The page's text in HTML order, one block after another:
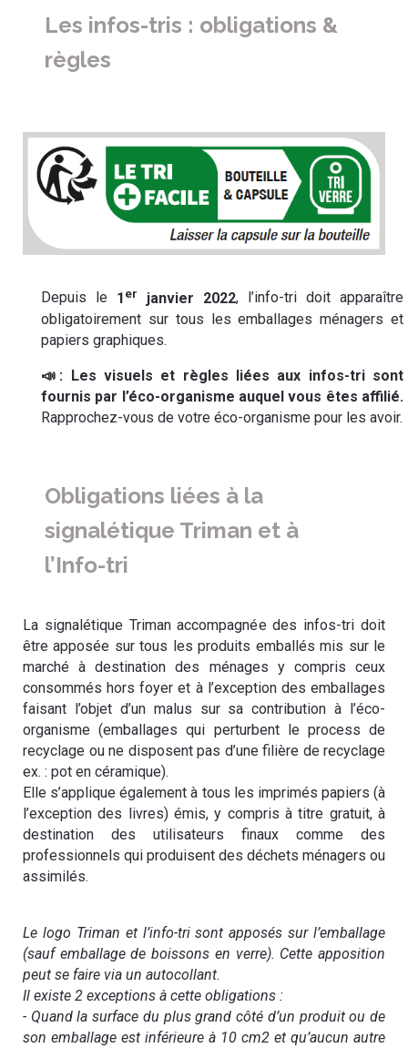
Les infos-tris : obligations &
règles
Depuis le 1 er janvier 2022, l’info-tri doit apparaître
obligatoirement sur tous les emballages ménagers et
papiers graphiques.
📣: Les visuels et règles liées aux infos-tri sont
fournis par l’éco-organisme auquel vous êtes affilié.
Rapprochez-vous de votre éco-organisme pour les avoir.
Obligations liées à la
signalétique Triman et à
l’Info-tri
La signalétique Triman accompagnée des infos-tri doit
être apposée sur tous les produits emballés mis sur le
marché à destination des ménages y compris ceux
consommés hors foyer et à l’exception des emballages
faisant l’objet d’un malus sur sa contribution à l’éco-
organisme (emballages qui perturbent le process de
recyclage ou ne disposent pas d’une filière de recyclage
ex. : pot en céramique).
Elle s’applique également à tous les imprimés papiers (à
l’exception des livres) émis, y compris à titre gratuit, à
destination des utilisateurs finaux comme des
professionnels qui produisent des déchets ménagers ou
assimilés.
Le logo Triman et l’info-tri sont apposés sur l’emballage
(sauf emballage de boissons en verre). Cette apposition
peut se faire via un autocollant.
Il existe 2 exceptions à cette obligations :
- Quand la surface du plus grand côté d’un produit ou de
son emballage est inférieure à 10 cm2 et qu’aucun autre